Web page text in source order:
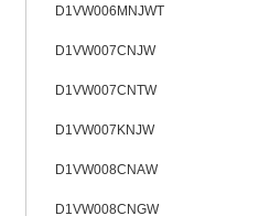
D1VW006MNJWT
D1VW007CNJW
D1VW007CNTW
D1VW007KNJW
D1VW008CNAW
D1VW008CNGW